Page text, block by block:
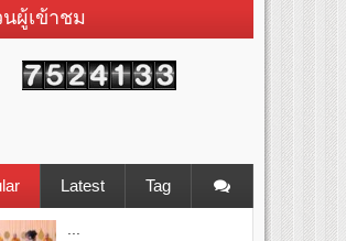
ผู้เข้าชม
Latest Tag